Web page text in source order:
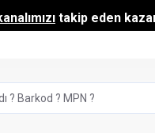
takip eden